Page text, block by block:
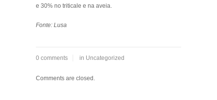
e 30% no triticale e na aveia.
Fonte: Lusa
0 comments in Uncategorized
Comments are closed.